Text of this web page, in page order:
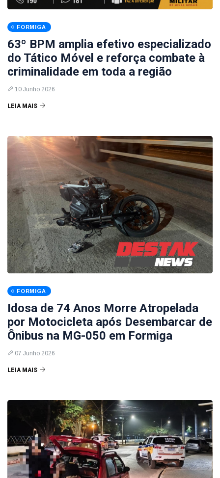
FORMIGA
63º BPM amplia efetivo especializado
do Tático Móvel e reforça combate à
criminalidade em toda a região
10 Junho 2026
LEIA MAIS
FORMIGA
Idosa de 74 Anos Morre Atropelada
por Motocicleta após Desembarcar de
Ônibus na MG-050 em Formiga
07 Junho 2026
LEIA MAIS